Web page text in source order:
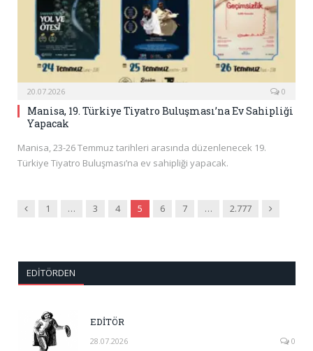
20.07.2026 0
Manisa, 19. Türkiye Tiyatro Buluşması’na Ev Sahipliği
Yapacak
Manisa, 23-26 Temmuz tarihleri arasında düzenlenecek 19.
Türkiye Tiyatro Buluşması’na ev sahipliği yapacak.
Önceki
1 … 3 4 5 6 7 … 2.777 Sonraki
EDITÖRDEN
EDİTÖR
28.07.2026 0